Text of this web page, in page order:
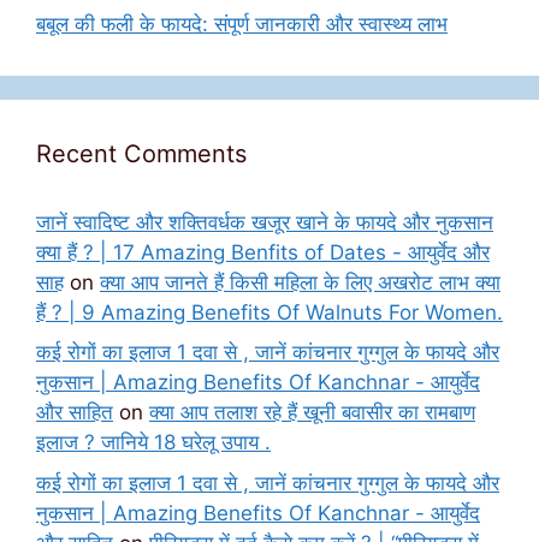
बबूल की फली के फायदे: संपूर्ण जानकारी और स्वास्थ्य लाभ
Recent Comments
जानें स्वादिष्ट और शक्तिवर्धक खजूर खाने के फायदे और नुकसान
क्या हैं ? | 17 Amazing Benfits of Dates - आयुर्वेद और
साहonक्या आप जानते हैं किसी महिला के लिए अखरोट लाभ क्या
हैं ? | 9 Amazing Benefits Of Walnuts For Women.
कई रोगों का इलाज 1 दवा से , जानें कांचनार गुग्गुल के फायदे और
नुकसान | Amazing Benefits Of Kanchnar - आयुर्वेद
और साहित onक्या आप तलाश रहे हैं खूनी बवासीर का रामबाण
इलाज ? जानिये 18 घरेलू उपाय .
कई रोगों का इलाज 1 दवा से , जानें कांचनार गुग्गुल के फायदे और
नुकसान | Amazing Benefits Of Kanchnar - आयुर्वेद